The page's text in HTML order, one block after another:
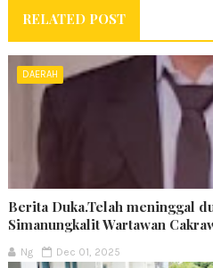
RELATED POST
DAERAH
Berita Duka.Telah meninggal
Simanungkalit Wartawan
Ng Dec 01, 2025